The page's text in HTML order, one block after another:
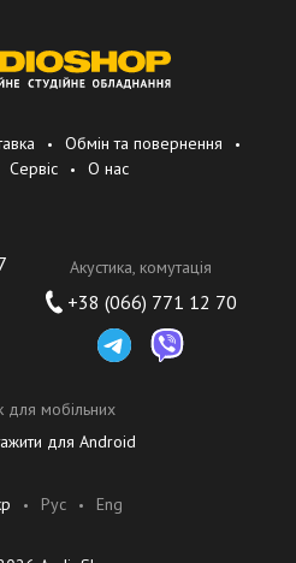
Обмін та повернення
Сервіс О нас
Акустика, комутація
+38 (066) 771 12 70
для мобільних
для Android
Рус Eng